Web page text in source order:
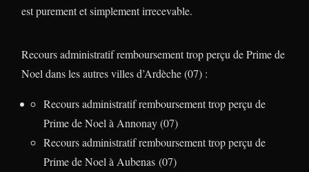
est purement et simplement irrecevable.
Recours administratif remboursement trop perçu de Prime de
Noel dans les autres villes d’Ardèche (07) :
Recours administratif remboursement trop perçu de
Prime de Noel à Annonay (07)
Recours administratif remboursement trop perçu de
Prime de Noel à Aubenas (07)